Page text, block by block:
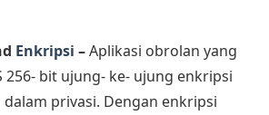
Enkripsi –Aplikasi obrolan yang
256- bit ujung- ke- ujung enkripsi
privasi. Dengan enkripsi